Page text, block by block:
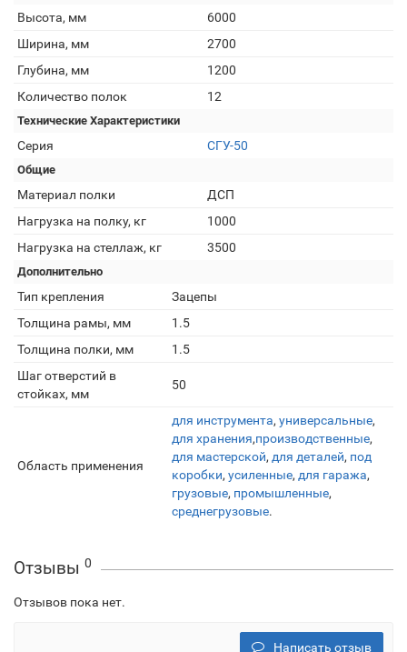
Высота, мм
6000
Ширина, мм
2700
Глубина, мм
1200
Количество полок
12
Технические Характеристики
Серия СГУ-50
Общие
Материал полки
ДСП
Нагрузка на полку, кг
1000
Нагрузка на стеллаж, кг
3500
Дополнительно
Тип крепления
Зацепы
Толщина рамы, мм
1.5
Толщина полки, мм
1.5
Шаг отверстий в
стойках, мм
50
Область применения
для инструмента, универсальные,
для хранения,производственные,
для мастерской, для деталей, под
коробки, усиленные, для гаража,
грузовые, промышленные,
среднегрузовые.
Отзывы 0
Отзывов пока нет.
Написать отзыв